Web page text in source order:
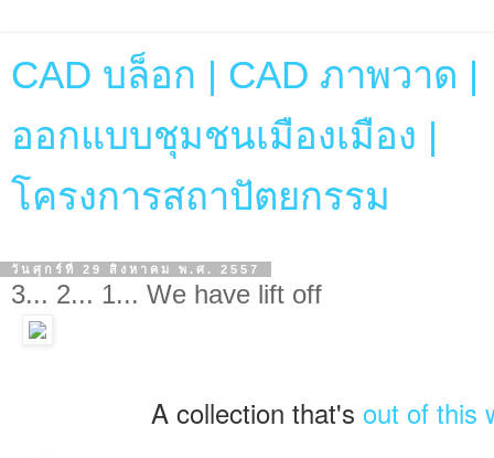
CAD บล็อก | CAD ภาพวาด |
ออกแบบชุมชนเมืองเมือง |
โครงการสถาปัตยกรรม
วันศุกร์ที่ 29 สิงหาคม พ.ศ. 2557
3... 2... 1... We have lift off
A collection that's out of this